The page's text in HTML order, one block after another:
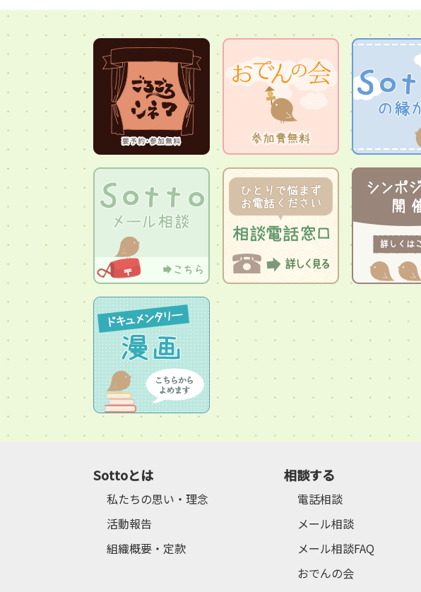
Sottoとは
私たちの思い・理念
活動報告
組織概要・定款
相談する
電話相談
メール相談
メール相談FAQ
おでんの会